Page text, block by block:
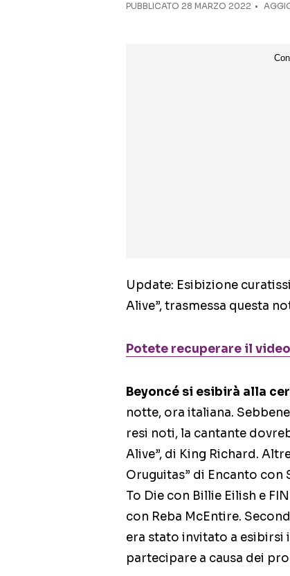
PUBBLICATO 28 MARZO 2022
Update: Esibizione
Alive”, trasmessa questa
Potete recuperare il
Beyoncé si esibirà alla
notte, ora italiana.
resi noti, la cantante
Alive”, di King Richard.
Oruguitas” di Encanto con
To Die con Billie Eilish e
con Reba McEntire.
era stato invitato a esibirsi
partecipare a causa dei